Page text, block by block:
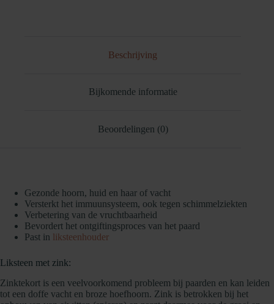
Beschrijving
Bijkomende informatie
Beoordelingen (0)
Gezonde hoorn, huid en haar of vacht
Versterkt het immuunsysteem, ook tegen schimmelziekten
Verbetering van de vruchtbaarheid
Bevordert het ontgiftingsproces van het paard
Past in liksteenhouder
Liksteen met zink:
Zinktekort is een veelvoorkomend probleem bij paarden en kan leiden
tot een doffe vacht en broze hoefhoorn. Zink is betrokken bij het